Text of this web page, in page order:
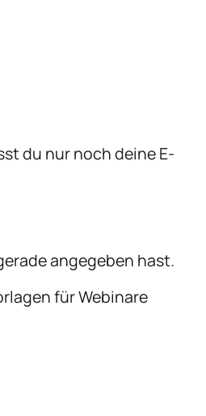
du nur noch deine E-
angegeben hast.
für Webinare